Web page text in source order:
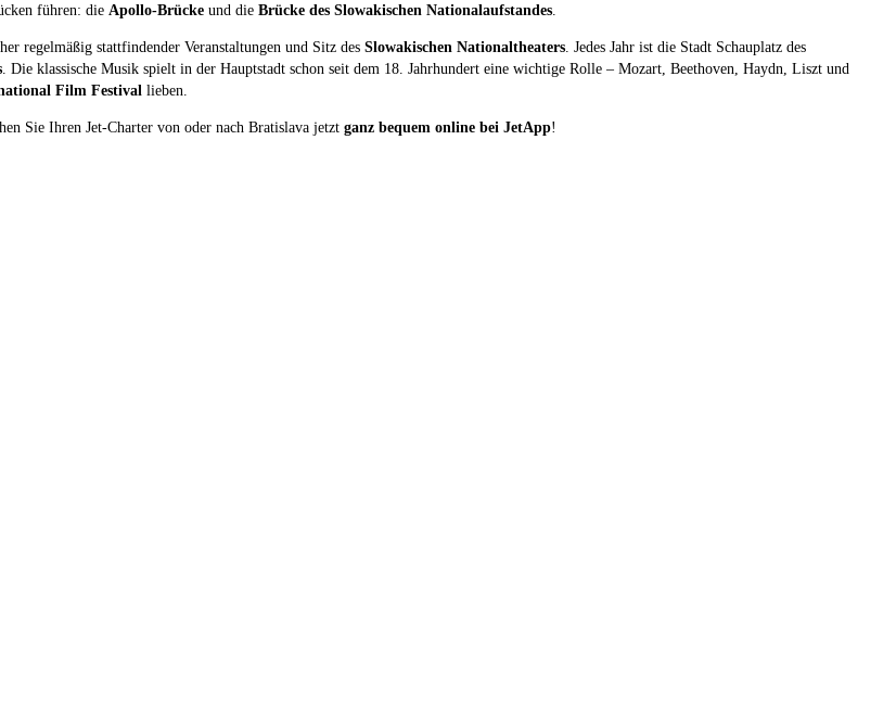
führen: die Apollo-Brücke und die Brücke des Slowakischen Nationalaufstandes
regelmäßig stattfindender Veranstaltungen und Sitz des Slowakischen Nationaltheaters . Jedes Jahr ist die Stadt Schauplatz des
. Die klassische Musik spielt in der Hauptstadt schon seit dem 18. Jahrhundert eine wichtige Rolle – Mozart, Beethoven, Haydn, Liszt und
Film Festival lieben.
Sie Ihren Jet-Charter von oder nach Bratislava jetzt ganz bequem online bei JetApp!